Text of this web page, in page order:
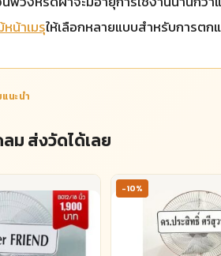
น้าเมรุให้เลือกหลายแบบสำหรับการตก
นะนำ
ม ส่งวัดได้เลย
-10%